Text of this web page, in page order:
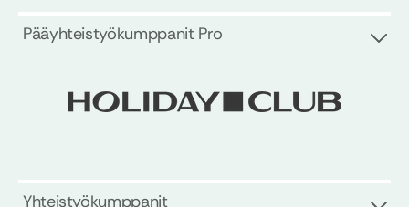
Pääyhteistyökumppanit Pro
Yhteistyökumppanit